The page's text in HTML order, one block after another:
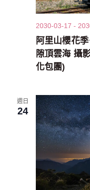
阿里山櫻花
隙頂雲海 攝
化包團)
2030-03-17 -
週日
24